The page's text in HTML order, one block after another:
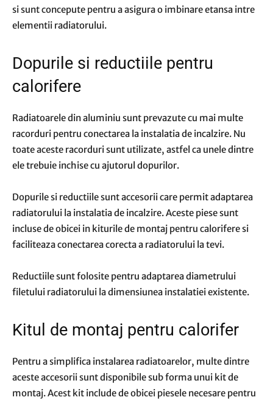
si sunt concepute pentru a asigura o imbinare etansa intre
elementii radiatorului.
Dopurile si reductiile pentru
calorifere
Radiatoarele din aluminiu sunt prevazute cu mai multe
racorduri pentru conectarea la instalatia de incalzire. Nu
toate aceste racorduri sunt utilizate, astfel ca unele dintre
ele trebuie inchise cu ajutorul dopurilor.
Dopurile si reductiile sunt accesorii care permit adaptarea
radiatorului la instalatia de incalzire. Aceste piese sunt
incluse de obicei in kiturile de montaj pentru calorifere si
faciliteaza conectarea corecta a radiatorului la tevi.
Reductiile sunt folosite pentru adaptarea diametrului
filetului radiatorului la dimensiunea instalatiei existente.
Kitul de montaj pentru calorifer
Pentru a simplifica instalarea radiatoarelor, multe dintre
aceste accesorii sunt disponibile sub forma unui kit de
montaj. Acest kit include de obicei piesele necesare pentru